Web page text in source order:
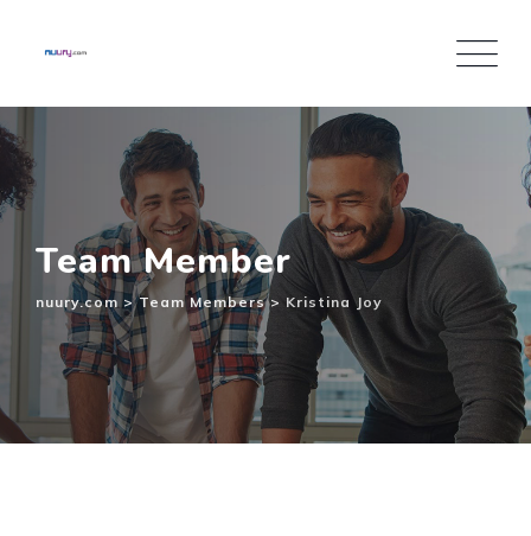
Team Member
nuury.com >Team Members> Kristina Joy